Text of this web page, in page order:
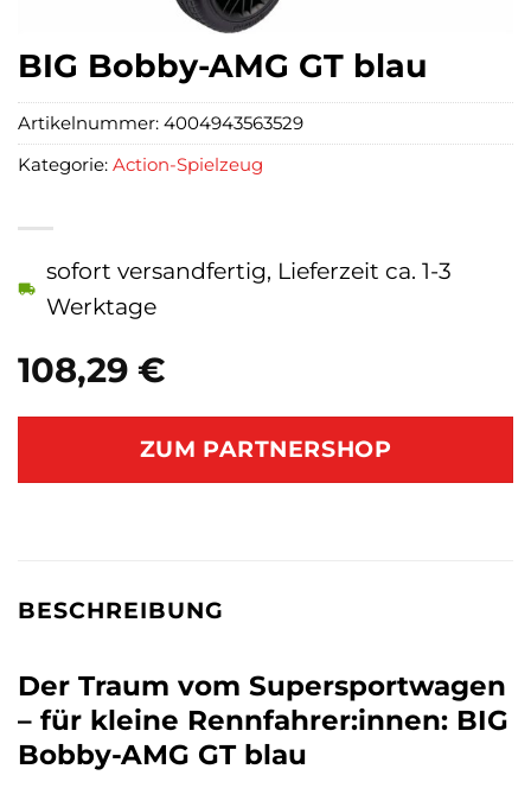
BIG Bobby-AMG GT blau
108,29 €
sofort versandfertig, Lieferzeit ca. 1-3
Werktage
ZUM PARTNERSHOP
Artikelnummer: 4004943563529
Kategorie: Action-Spielzeug
BESCHREIBUNG
Der Traum vom Supersportwagen
– für kleine Rennfahrer:innen: BIG
Bobby-AMG GT blau